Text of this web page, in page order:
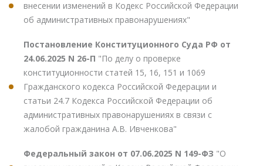
внесении изменений в Кодекс Российской Федерации
об административных правонарушениях"
Постановление Конституционного Суда РФ от
24.06.2025 N 26-П "По делу о проверке
конституционности статей 15, 16, 151 и 1069
Гражданского кодекса Российской Федерации и
статьи 24.7 Кодекса Российской Федерации об
административных правонарушениях в связи с
жалобой гражданина А.В. Ивченкова"
Федеральный закон от 07.06.2025 N 149-ФЗ "О